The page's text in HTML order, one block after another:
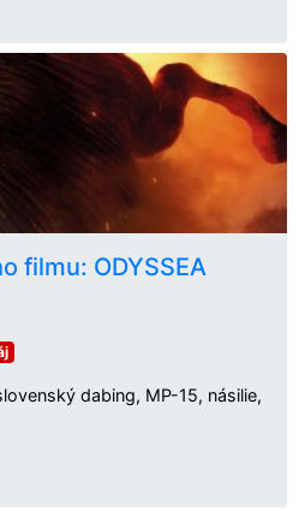
filmu: ODYSSEA
dabing, MP-15, násilie,